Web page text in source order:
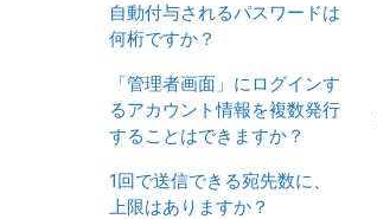
自動付与されるパスワードは
何桁ですか？
「管理者画面」にログインす
るアカウント情報を複数発行
することはできますか？
1回で送信できる宛先数に、
上限はありますか？